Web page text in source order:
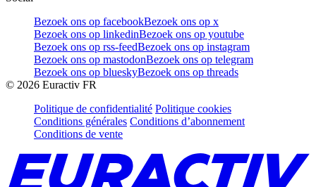
Bezoek ons op facebookBezoek ons op x
Bezoek ons op linkedinBezoek ons op youtube
Bezoek ons op rss-feedBezoek ons op instagram
Bezoek ons op mastodonBezoek ons op telegram
Bezoek ons op blueskyBezoek ons op threads
© 2026 Euractiv FR
Politique de confidentialité Politique cookies
Conditions générales Conditions d’abonnement
Conditions de vente